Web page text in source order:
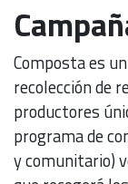
Composta es
recolección de
productores
programa de
y comunitario)